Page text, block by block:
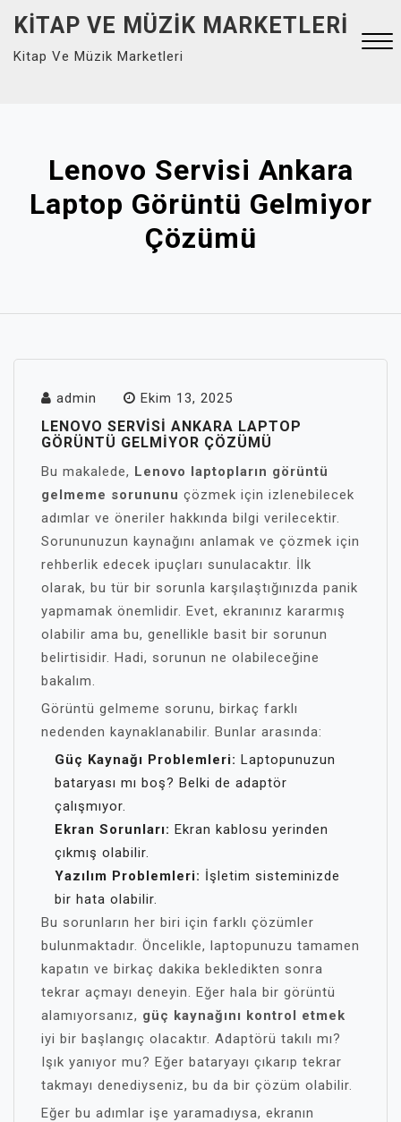
content
KITAP VE MÜZIK MARKETLERI
Kitap Ve Müzik Marketleri
Lenovo Servisi Ankara
Laptop Görüntü Gelmiyor
Çözümü
admin Ekim 13, 2025
LENOVO SERVISI ANKARA LAPTOP
GÖRÜNTÜ GELMIYOR ÇÖZÜMÜ
Bu makalede, Lenovo laptopların görüntü
gelmeme sorununu çözmek için izlenebilecek
adımlar ve öneriler hakkında bilgi verilecektir.
Sorununuzun kaynağını anlamak ve çözmek için
rehberlik edecek ipuçları sunulacaktır. İlk
olarak, bu tür bir sorunla karşılaştığınızda panik
yapmamak önemlidir. Evet, ekranınız kararmış
olabilir ama bu, genellikle basit bir sorunun
belirtisidir. Hadi, sorunun ne olabileceğine
bakalım.
Görüntü gelmeme sorunu, birkaç farklı
nedenden kaynaklanabilir. Bunlar arasında:
Güç Kaynağı Problemleri: Laptopunuzun
bataryası mı boş? Belki de adaptör
çalışmıyor.
Ekran Sorunları: Ekran kablosu yerinden
çıkmış olabilir.
Yazılım Problemleri: İşletim sisteminizde
bir hata olabilir.
Bu sorunların her biri için farklı çözümler
bulunmaktadır. Öncelikle, laptopunuzu tamamen
kapatın ve birkaç dakika bekledikten sonra
tekrar açmayı deneyin. Eğer hala bir görüntü
alamıyorsanız, güç kaynağını kontrol etmek
iyi bir başlangıç olacaktır. Adaptörü takılı mı?
Işık yanıyor mu? Eğer bataryayı çıkarıp tekrar
takmayı denediyseniz, bu da bir çözüm olabilir.
Eğer bu adımlar işe yaramadıysa, ekranın